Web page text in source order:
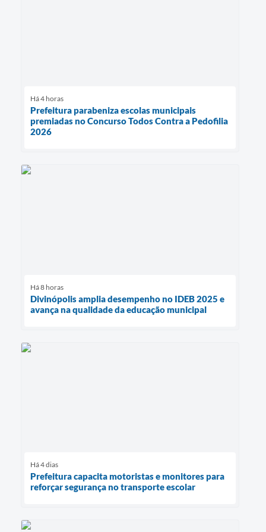
Há 4 horas
Prefeitura parabeniza escolas municipais
premiadas no Concurso Todos Contra a Pedofilia
2026
Há 8 horas
Divinópolis amplia desempenho no IDEB 2025 e
avança na qualidade da educação municipal
Há 4 dias
Prefeitura capacita motoristas e monitores para
reforçar segurança no transporte escolar